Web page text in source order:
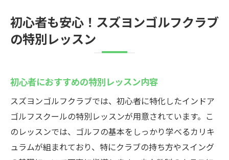
初心者も安心！スズヨンゴルフクラブ
の特別レッスン
初心者におすすめの特別レッスン内容
スズヨンゴルフクラブでは、初心者に特化したインドア
ゴルフスクールの特別レッスンが用意されています。こ
のレッスンでは、ゴルフの基本をしっかり学べるカリキ
ュラムが組まれており、特にクラブの持ち方やスイング